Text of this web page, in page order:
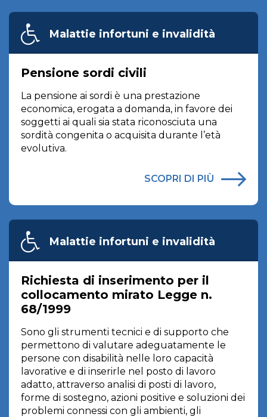
Malattie infortuni e invalidità
Pensione sordi civili
La pensione ai sordi è una prestazione
economica, erogata a domanda, in favore dei
soggetti ai quali sia stata riconosciuta una
sordità congenita o acquisita durante l’età
evolutiva.
SCOPRI DI PIÙ
Malattie infortuni e invalidità
Richiesta di inserimento per il
collocamento mirato Legge n.
68/1999
Sono gli strumenti tecnici e di supporto che
permettono di valutare adeguatamente le
persone con disabilità nelle loro capacità
lavorative e di inserirle nel posto di lavoro
adatto, attraverso analisi di posti di lavoro,
forme di sostegno, azioni positive e soluzioni dei
problemi connessi con gli ambienti, gli